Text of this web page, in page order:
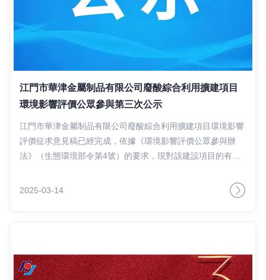
江門市華津金屬制品有限公司廢酸綜合利用擴建項目
環境影響評價公眾參與第三次公示
江門市華津金屬制品有限公司廢酸綜合利用擴建項目環境影響
評價征求意見稿已經完成，依據《環境影響評價公眾參與辦
法》（生態環境部令第4號）的要求，現對該建設項目的有關
2025-03-14